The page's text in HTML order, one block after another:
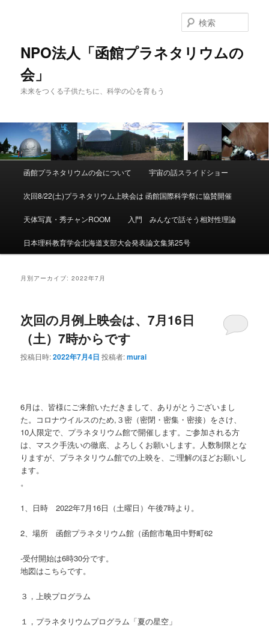
NPO法人「函館プラネタリウムの
会」
未来をつくる子供たちに、科学の心を育もう
索
メ
イ
ン
コ
ン
ン
ツ
移
動
サ
ブ
コ
ン
テ
ツ
へ
動
函館プラネタリウムの会について 宇宙の話スライドショー
次回8/22(土)プラネタリウム上映会は 函館国際科学祭に協賛開催
天体写真・秀チャンROOM 入門 みんなで話そう相対性理論
日本理科教育学会北海道支部大会発表論文集第25号
月別アーカイブ:2022年7月
次回の月例上映会は、7月16日
（土）7時からです
投稿日時:2022年7月4日 投稿者:murai
6月は、皆様にご来館いただきまして、ありがとうございまし
た。コロナウイルスのため,３密（密閉・密集・密接）をさけ、
10人限定で、プラネタリウム館で開催します。ご参加される方
は、マスク手洗いの徹底、よろしくお願いします。人数制限とな
りますが、プラネタリウム館での上映を、ご理解のほどお願いし
ます。
。
1、日時 2022年7月16日（土曜日）午後7時より。
2、場所 函館プラネタリウム館（函館市亀田中野町62
-受付開始は6時30分です。
地図はこちらです。
３，上映プログラム
１，プラネタリウムプログラム「夏の星空」